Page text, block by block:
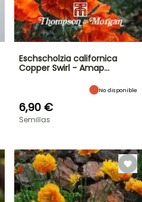
Eschscholzia californica
Copper Swirl - Amap…
No disponible
6,90 €
Semillas